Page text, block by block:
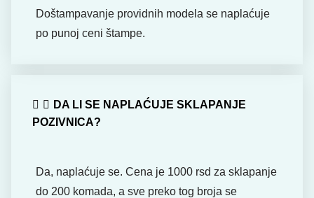
Doštampavanje providnih modela se naplaćuje
po punoj ceni štampe.
DA LI SE NAPLAĆUJE SKLAPANJE
POZIVNICA?
Da, naplaćuje se. Cena je 1000 rsd za sklapanje
do 200 komada, a sve preko tog broja se